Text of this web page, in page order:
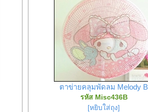
ตาข่ายคลุมพัดลม Melody B
รหัส Misc436B
[หยิบใส่ถุง]